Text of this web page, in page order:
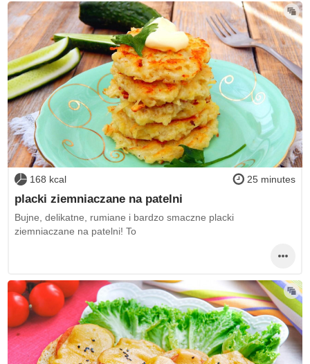
168 kcal 25 minutes
placki ziemniaczane na patelni
Bujne, delikatne, rumiane i bardzo smaczne placki
ziemniaczane na patelni! To